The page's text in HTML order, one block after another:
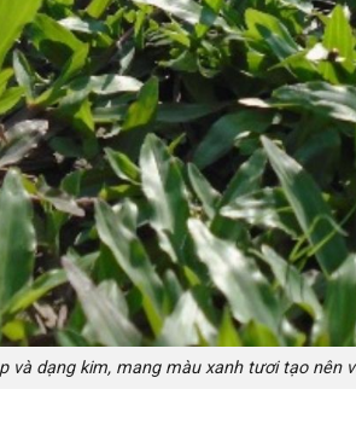
và dạng kim, mang màu xanh tươi tạo nên